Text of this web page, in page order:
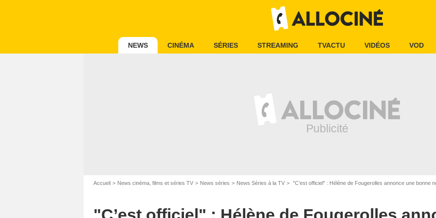
NEWS CINÉMA SÉRIES STREAMING TVACTU VIDÉOS VOD
Accueil News cinéma, films et séries TV News séries News Séries à la TV "C’est officiel" : Hélène de Fougerolles annonce une bonne